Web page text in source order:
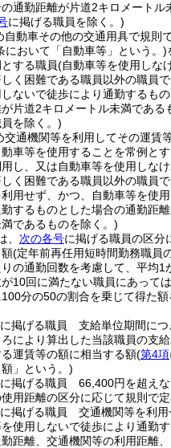
通勤距離が片道2キロメートル
に掲げる職員を除く。)
自動車その他の交通用具で規則
において「自動車等」という。)
する職員(自動車等を使用しな
く困難である職員以外の職員
ないで徒歩により通勤するも
片道2キロメートル未満である
を除く。)
交通機関等を利用してその運賃
車等を使用することを常例と
し、又は自動車等を使用しな
く困難である職員以外の職員で
用せず、かつ、自動車等を使
するものとした場合の通勤距
であるものを除く。)
、 次の各号に掲げる職員の区分
(定年前再任用短時間勤務職員
の通勤回数を考慮して、平均1
10回に満たない職員にあって
分の50の割合を乗じて得た額
に掲げる職員 支給単位期間につ
により算出した当該職員の支
運賃等の額に相当する額(第4項
額」という。)
に掲げる職員 66,400円を超えな
用距離の区分に応じて規則で
に掲げる職員 交通機関等を利用
使用しないで徒歩により通勤
距離、交通機関等の利用距離